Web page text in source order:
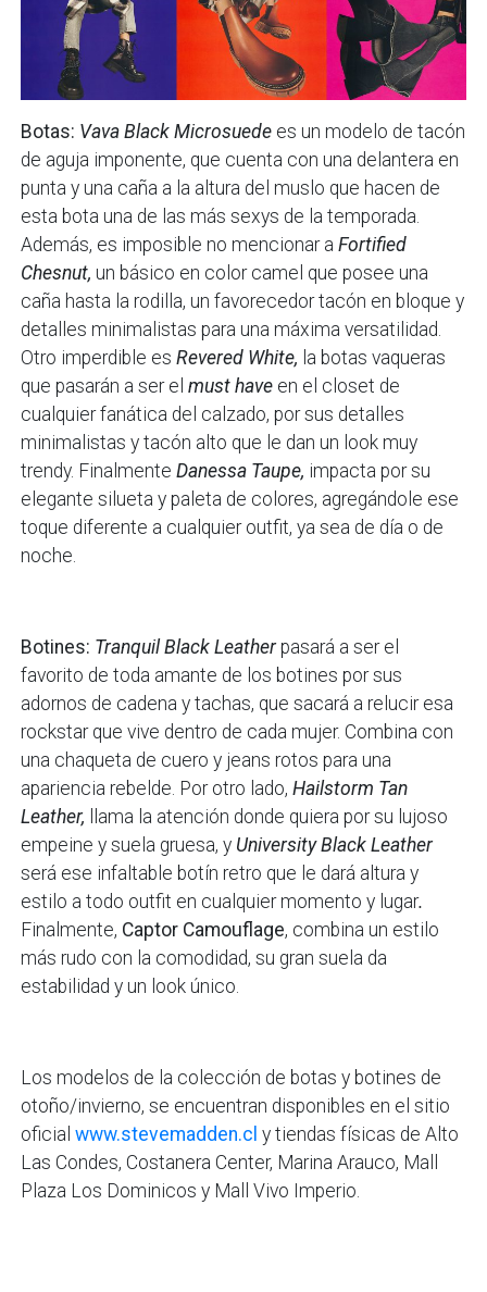
Botas: Vava Black Microsuede es un modelo de tacón
de aguja imponente, que cuenta con una delantera en
punta y una caña a la altura del muslo que hacen de
esta bota una de las más sexys de la temporada.
Además, es imposible no mencionar aFortified
Chesnut, un básico en color camel que posee una
caña hasta la rodilla, un favorecedor tacón en bloque y
detalles minimalistas para una máxima versatilidad.
Otro imperdible esRevered White, la botas vaqueras
que pasarán a ser elmust have en el closet de
cualquier fanática del calzado, por sus detalles
minimalistas y tacón alto que le dan un look muy
trendy. Finalmente Danessa Taupe, impacta por su
elegante silueta y paleta de colores, agregándole ese
toque diferente a cualquier outfit, ya sea de día o de
noche.
Botines: Tranquil Black Leatherpasará a ser el
favorito de toda amante de los botines por sus
adornos de cadena y tachas, que sacará a relucir esa
rockstar que vive dentro de cada mujer. Combina con
una chaqueta de cuero y jeans rotos para una
apariencia rebelde. Por otro lado,Hailstorm Tan
Leather,
llama la atención donde quiera por su lujoso
empeine y suela gruesa, y University Black Leather
será ese infaltable botín retro que le dará altura y
estilo a todo outfit en cualquier momento y lugar.
Finalmente, Captor Camouflage, combina un estilo
más rudo con la comodidad, su gran suela da
estabilidad y un look único.
Los modelos de la colección de botas y botines de
otoño/invierno, se encuentran disponibles en el sitio
oficialwww.stevemadden.cl y tiendas físicas de Alto
Las Condes, Costanera Center, Marina Arauco, Mall
Plaza Los Dominicos y Mall Vivo Imperio.